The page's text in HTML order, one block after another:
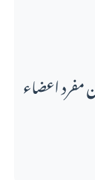
مفرد اعضاء